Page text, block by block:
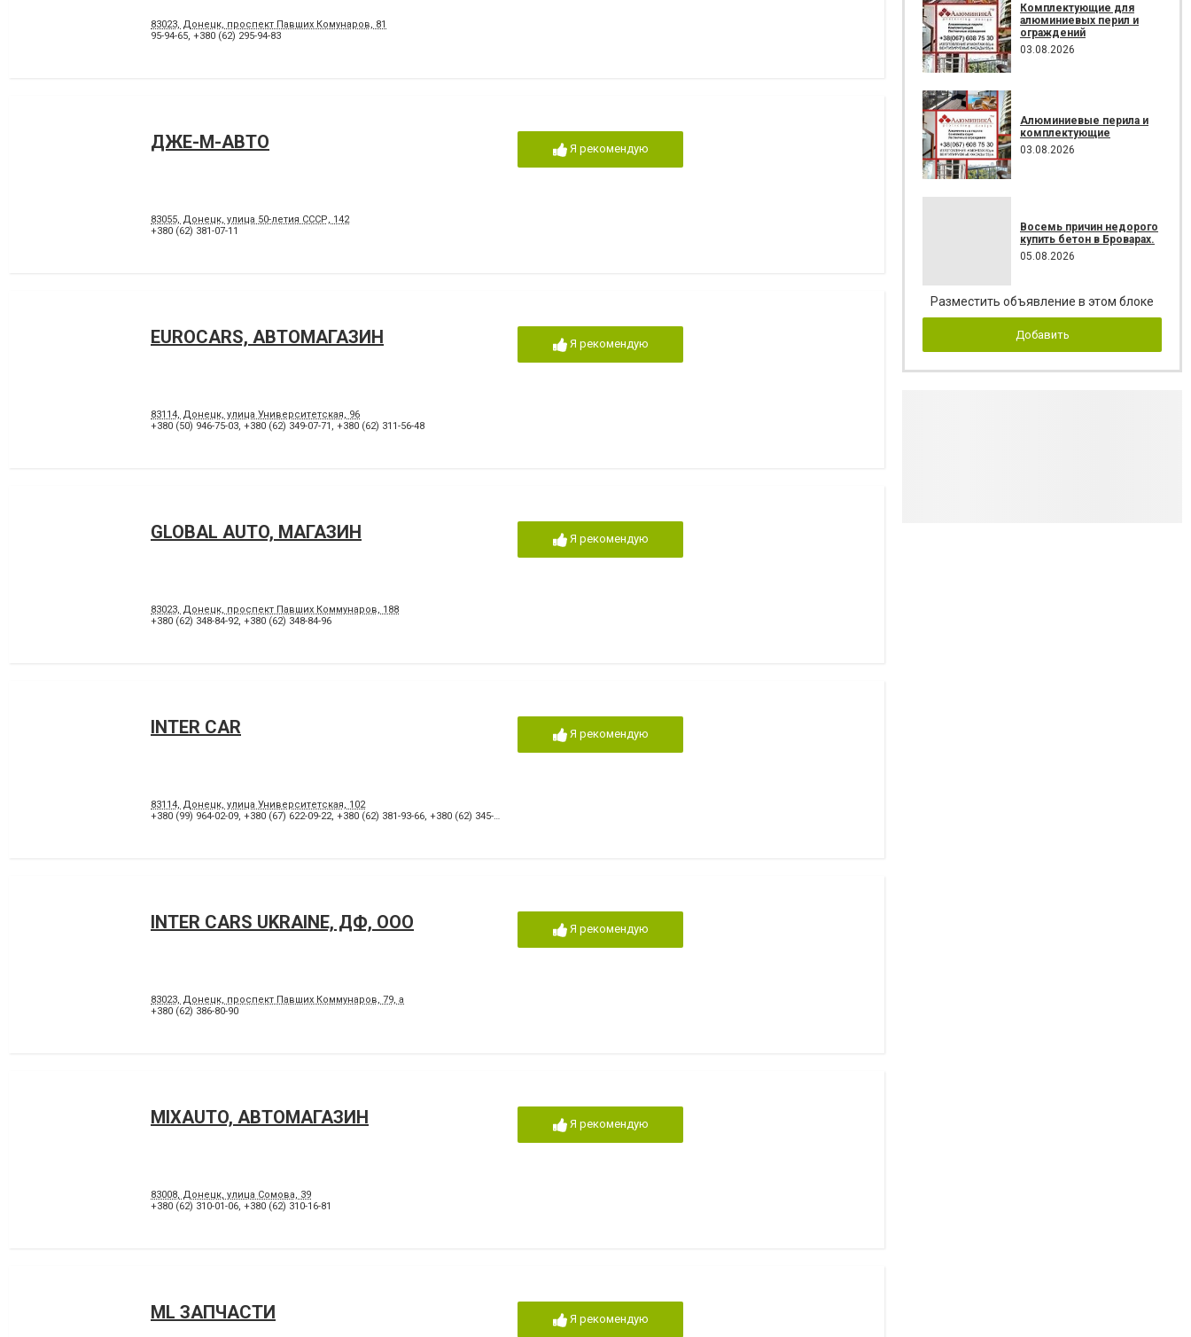
83023, Донецк, проспект Павших Комунаров, 81
95-94-65, +380 (62) 295-94-83
ДЖЕ-М-АВТО
83055, Донецк, улица 50-летия СССР, 142
+380 (62) 381-07-11
Я рекомендую
EUROCARS, АВТОМАГАЗИН
83114, Донецк, улица Университетская, 96
+380 (50) 946-75-03, +380 (62) 349-07-71 , +380 (62) 311-56-48
Я рекомендую
GLOBAL AUTO, МАГАЗИН
83023, Донецк, проспект Павших Коммунаров, 188
+380 (62) 348-84-92, +380 (62) 348-84-96
Я рекомендую
INTER CAR
83114, Донецк, улица Университетская, 102
+380 (99) 964-02-09, +380 (67) 622-09-22, +380 (62) 381-93-66, +380 (62) 345-72-00
Я рекомендую
INTER CARS UKRAINE, ДФ, ООО
83023, Донецк, проспект Павших Коммунаров, 79, а
+380 (62) 386-80-90
Я рекомендую
MIXAUTO, АВТОМАГАЗИН
83008, Донецк, улица Сомова, 39
+380 (62) 310-01-06, +380 (62) 310-16-81
Я рекомендую
ML ЗАПЧАСТИ Я рекомендую
Комплектующие для
алюминиевых перил и
ограждений
03.08.2026
Алюминиевые перила и
комплектующие
03.08.2026
Восемь причин недорого
купить бетон в Броварах.
05.08.2026
Разместить объявление в этом блоке
Добавить